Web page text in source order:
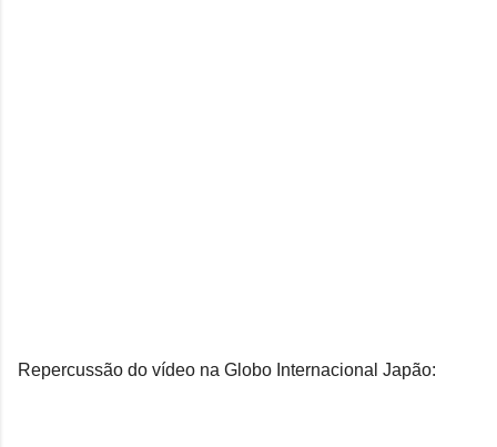
Repercussão do vídeo na Globo Internacional Japão: